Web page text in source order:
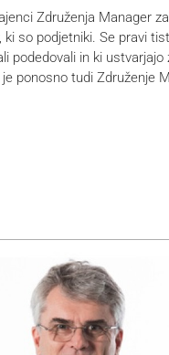
Združenja Manager
ki so podjetniki. Se pravi
podedovali in ki ustvarjajo
ponosno tudi Združenje